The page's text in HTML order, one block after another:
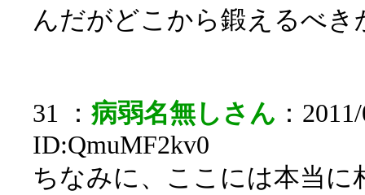
んだがどこから鍛えるべき
31 ： 病弱名無しさん ：
ID:QmuMF2kv0
ちなみに、ここには本当